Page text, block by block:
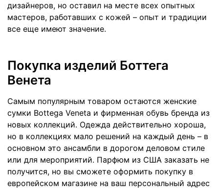
дизайнеров, но оставил на месте всех опытных
мастеров, работавших с кожей – опыт и традиции
все еще имеют значение.
Покупка изделий Боттега
Венета
Самым популярным товаром остаются женские
сумки Bottega Veneta и фирменная обувь бренда из
новых коллекций. Одежда действительно хороша,
но в коллекциях мало решений на каждый день – в
основном это ансамбли в дорогом деловом стиле
или для мероприятий. Парфюм из США заказать не
получится, но вы сможете оформить покупку в
европейском магазине на ваш персональный адрес